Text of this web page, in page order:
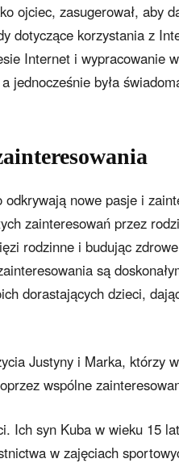
ojciec, zasugerował, aby
dotyczące korzystania z
Internet i wypracowanie
jednocześnie była
nowe pasje i
zainteresowań przez
rodzinne i budując
są
dorastających dzieci,
Justyny i Marka, którzy
wspólne
Ich syn Kuba w wieku 15
w zajęciach